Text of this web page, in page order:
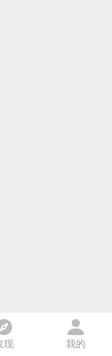
现 我的